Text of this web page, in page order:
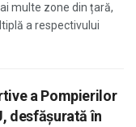
multe zone din țară,
a respectivului
a Pompierilor
desfăşurată în